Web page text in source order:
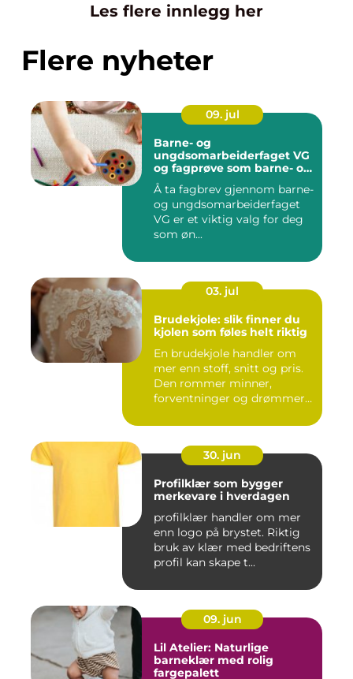
Les flere innlegg her
Flere nyheter
09. jul
Barne- og
ungdsomarbeiderfaget VG
og fagprøve som barne- og
ungdomsarbeider
Å ta fagbrev gjennom barne-
og ungdsomarbeiderfaget
VG er et viktig valg for deg
som øn...
03. jul
Brudekjole: slik finner du
kjolen som føles helt riktig
En brudekjole handler om
mer enn stoff, snitt og pris.
Den rommer minner,
forventninger og drømmer
30. jun
Profilklær som bygger
merkevare i hverdagen
profilklær handler om mer
enn logo på brystet. Riktig
bruk av klær med bedriftens
profil kan skape t...
09. jun
Lil Atelier: Naturlige
barneklær med rolig
fargepalett